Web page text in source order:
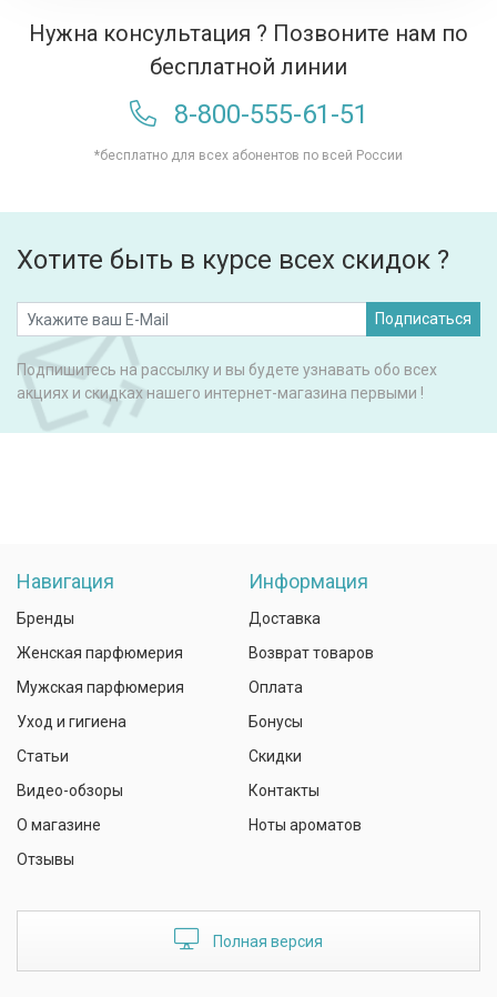
Нужна консультация ? Позвоните нам по
бесплатной линии
8-800-555-61-51
*бесплатно для всех абонентов по всей России
Хотите быть в курсе всех скидок ?
Подписаться
Подпишитесь на рассылку и вы будете узнавать обо всех
акциях и скидках нашего интернет-магазина первыми !
Навигация
Бренды
Женская парфюмерия
Мужская парфюмерия
Уход и гигиена
Статьи
Видео-обзоры
О магазине
Отзывы
Информация
Доставка
Возврат товаров
Оплата
Бонусы
Скидки
Контакты
Ноты ароматов
Полная версия